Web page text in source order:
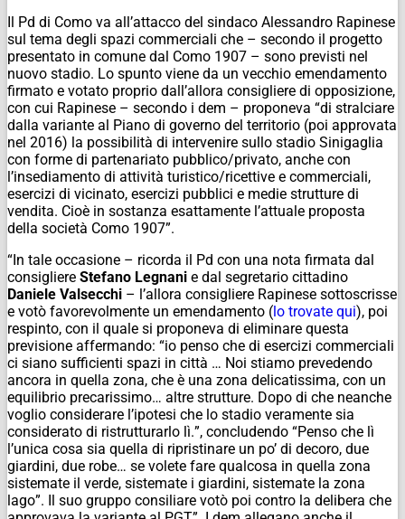
Il Pd di Como va all’attacco del sindaco Alessandro Rapinese
sul tema degli spazi commerciali che – secondo il progetto
presentato in comune dal Como 1907 – sono previsti nel
nuovo stadio. Lo spunto viene da un vecchio emendamento
firmato e votato proprio dall’allora consigliere di opposizione,
con cui Rapinese – secondo i dem – proponeva “di stralciare
dalla variante al Piano di governo del territorio (poi approvata
nel 2016) la possibilità di intervenire sullo stadio Sinigaglia
con forme di partenariato pubblico/privato, anche con
l’insediamento di attività turistico/ricettive e commerciali,
esercizi di vicinato, esercizi pubblici e medie strutture di
vendita. Cioè in sostanza esattamente l’attuale proposta
della società Como 1907”.
“In tale occasione – ricorda il Pd con una nota firmata dal
consigliere Stefano Legnani e dal segretario cittadino
Daniele Valsecchi – l’allora consigliere Rapinese sottoscrisse
e votò favorevolmente un emendamento (lo trovate qui), poi
respinto, con il quale si proponeva di eliminare questa
previsione affermando: “io penso che di esercizi commerciali
ci siano sufficienti spazi in città … Noi stiamo prevedendo
ancora in quella zona, che è una zona delicatissima, con un
equilibrio precarissimo… altre strutture. Dopo di che neanche
voglio considerare l’ipotesi che lo stadio veramente sia
considerato di ristrutturarlo lì.”, concludendo “Penso che lì
l’unica cosa sia quella di ripristinare un po’ di decoro, due
giardini, due robe… se volete fare qualcosa in quella zona
sistemate il verde, sistemate i giardini, sistemate la zona
lago”. Il suo gruppo consiliare votò poi contro la delibera che